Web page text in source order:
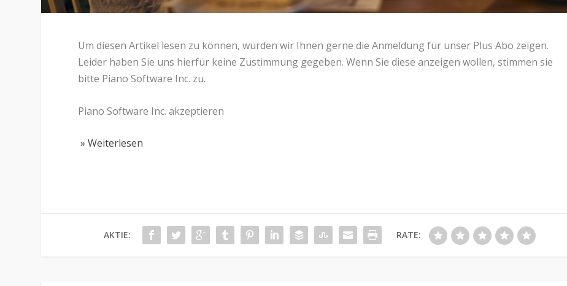
Um diesen Artikel lesen zu können, würden wir Ihnen gerne die Anmeldung für unser Plus Abo zeigen.
Leider haben Sie uns hierfür keine Zustimmung gegeben. Wenn Sie diese anzeigen wollen, stimmen sie
bitte Piano Software Inc. zu.
Piano Software Inc. akzeptieren
» Weiterlesen
AKTIE: RATE: